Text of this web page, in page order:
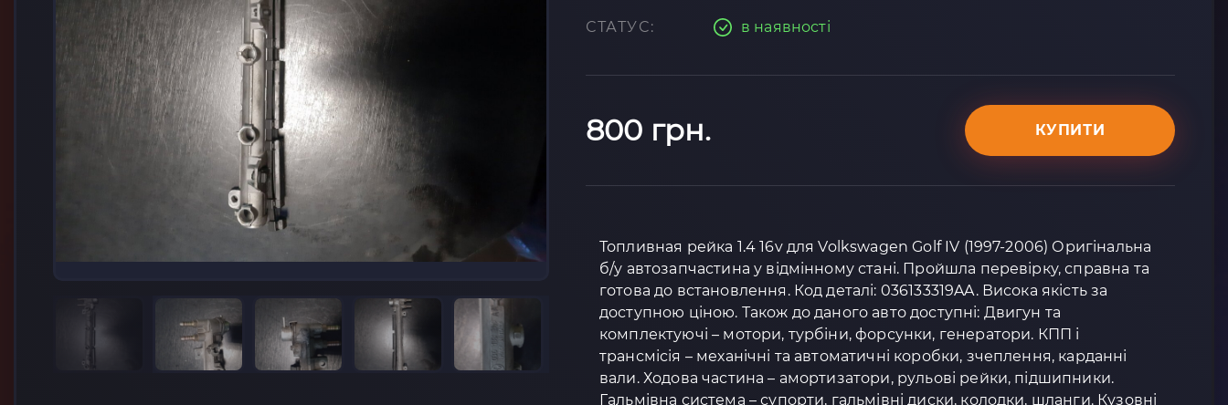
СТАТУС: в наявності
800 грн. КУПИТИ
Топливная рейка 1.4 16v для Volkswagen Golf IV (1997-2006) Оригінальна
б/у автозапчастина у відмінному стані. Пройшла перевірку, справна та
готова до встановлення. Код деталі: 036133319AA. Висока якість за
доступною ціною. Також до даного авто доступні: Двигун та
комплектуючі – мотори, турбіни, форсунки, генератори. КПП і
трансмісія – механічні та автоматичні коробки, зчеплення, карданні
вали. Ходова частина – амортизатори, рульові рейки, підшипники.
Гальмівна система – супорти, гальмівні диски, колодки, шланги. Кузовні